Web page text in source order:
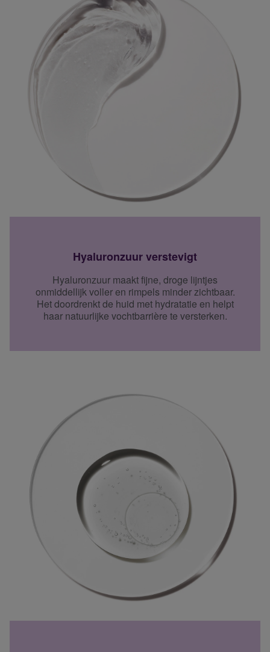
Getest op allergieën. 100% parfumvrij.
Hyaluronzuur verstevigt
Hyaluronzuur maakt fijne, droge lijntjes
onmiddellijk voller en rimpels minder zichtbaar.
Het doordrenkt de huid met hydratatie en helpt
haar natuurlijke vochtbarrière te versterken.